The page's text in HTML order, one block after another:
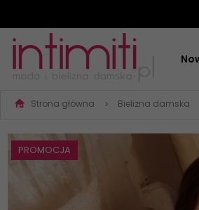
Strona główna Bielizna damska
PROMOCJA